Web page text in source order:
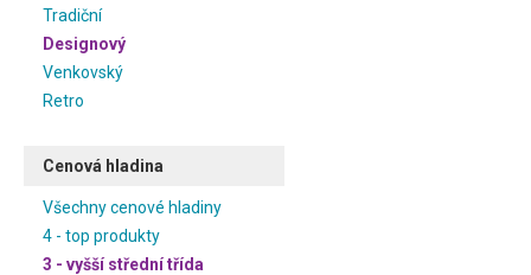
Tradiční
Designový
Venkovský
Retro
Cenová hladina
Všechny cenové hladiny
4 - top produkty
3 - vyšší střední třída